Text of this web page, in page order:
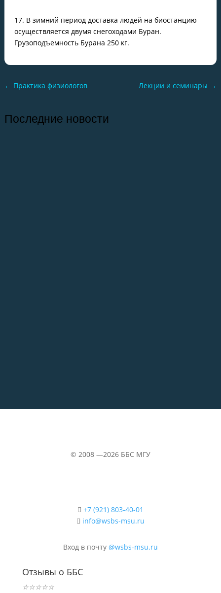
17. В зимний период доставка людей на биостанцию
осуществляется двумя снегоходами Буран.
Грузоподъемность Бурана 250 кг.
← Практика физиологов Лекции и семинары →
Последние новости
© 2008 —2026 ББС МГУ
+7 (921) 803-40-01
info@wsbs-msu.ru
Вход в почту @wsbs-msu.ru
Отзывы о ББС
☆☆☆☆☆